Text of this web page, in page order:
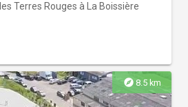
Terres Rouges à La Boissière
explore 8.5 km